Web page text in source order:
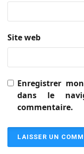
Site web
Enregistrer
dans le
commentaire.